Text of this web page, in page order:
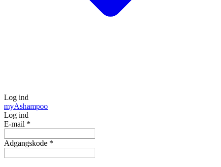
Log ind
myAshampoo
Log ind
E-mail *
Adgangskode *